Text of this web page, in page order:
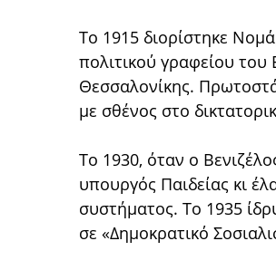
Το 1915 διορίστηκε
πολιτικού γραφείου
Θεσσαλονίκης.
με σθένος στο
Το 1930, όταν ο
υπουργός Παιδείας κι
συστήματος. Το 1935
σε «Δημοκρατικό